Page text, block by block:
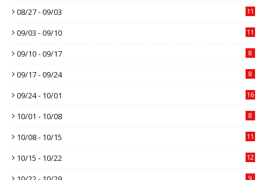
08/27 - 09/03 11
09/03 - 09/10 11
09/10 - 09/17 8
09/17 - 09/24 8
09/24 - 10/01 16
10/01 - 10/08 8
10/08 - 10/15 11
10/15 - 10/22 12
9